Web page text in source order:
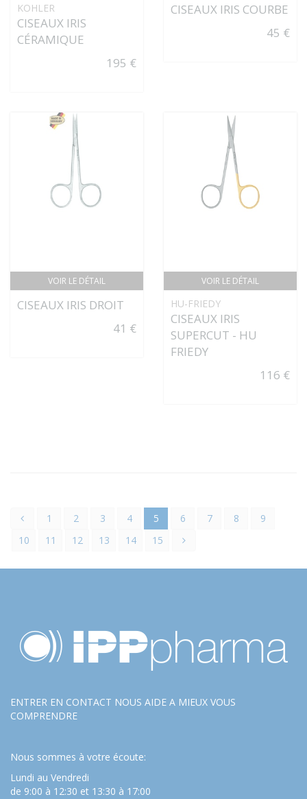
KOHLER
CISEAUX IRIS
CÉRAMIQUE
195 €
CISEAUX IRIS COURBE
45 €
VOIR LE DÉTAIL
CISEAUX IRIS DROIT
41 €
VOIR LE DÉTAIL
HU-FRIEDY
CISEAUX IRIS
SUPERCUT - HU
FRIEDY
116 €
1 2 3 4 5 6 7 8
9
10
11 12 13 14 15
ENTRER EN CONTACT NOUS AIDE A MIEUX VOUS
COMPRENDRE
Nous sommes à votre écoute:
Lundi au Vendredi
de 9:00 à 12:30 et 13:30 à 17:00